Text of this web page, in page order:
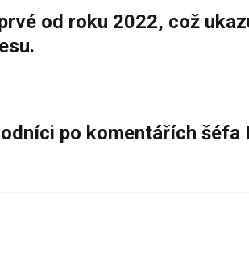
od roku 2022, což
po komentářích šéfa